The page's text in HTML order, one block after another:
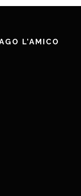
L’AMICO